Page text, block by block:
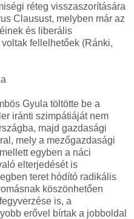
réteg visszaszorítására
Clausust, melyben már az
és liberális
fellelhetőek (Ránki,
Gyula töltötte be a
iránti szimpátiáját nem
majd gazdasági
mely a mezőgazdasági
egyben a náci
elterjedését is
teret hódító radikális
köszönhetően
is, a
erővel bírtak a jobboldal